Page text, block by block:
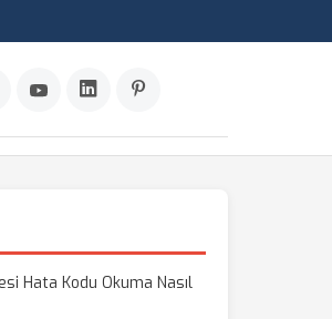
Hata Kodu Okuma Nasıl